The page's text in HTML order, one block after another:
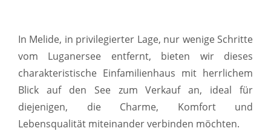
In Melide, in privilegierter Lage, nur wenige Schritte
vom Luganersee entfernt, bieten wir dieses
charakteristische Einfamilienhaus mit herrlichem
Blick auf den See zum Verkauf an, ideal für
diejenigen, die Charme, Komfort und
Lebensqualität miteinander verbinden möchten.